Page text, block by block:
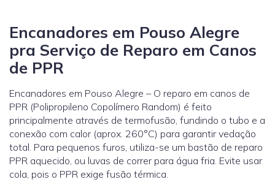
Encanadores em Pouso Alegre
pra Serviço de Reparo em Canos
de PPR
Encanadores em Pouso Alegre – O reparo em canos de
PPR (Polipropileno Copolímero Random) é feito
principalmente através de termofusão, fundindo o tubo e a
conexão com calor (aprox. 260°C) para garantir vedação
total. Para pequenos furos, utiliza-se um bastão de reparo
PPR aquecido, ou luvas de correr para água fria. Evite usar
cola, pois o PPR exige fusão térmica.